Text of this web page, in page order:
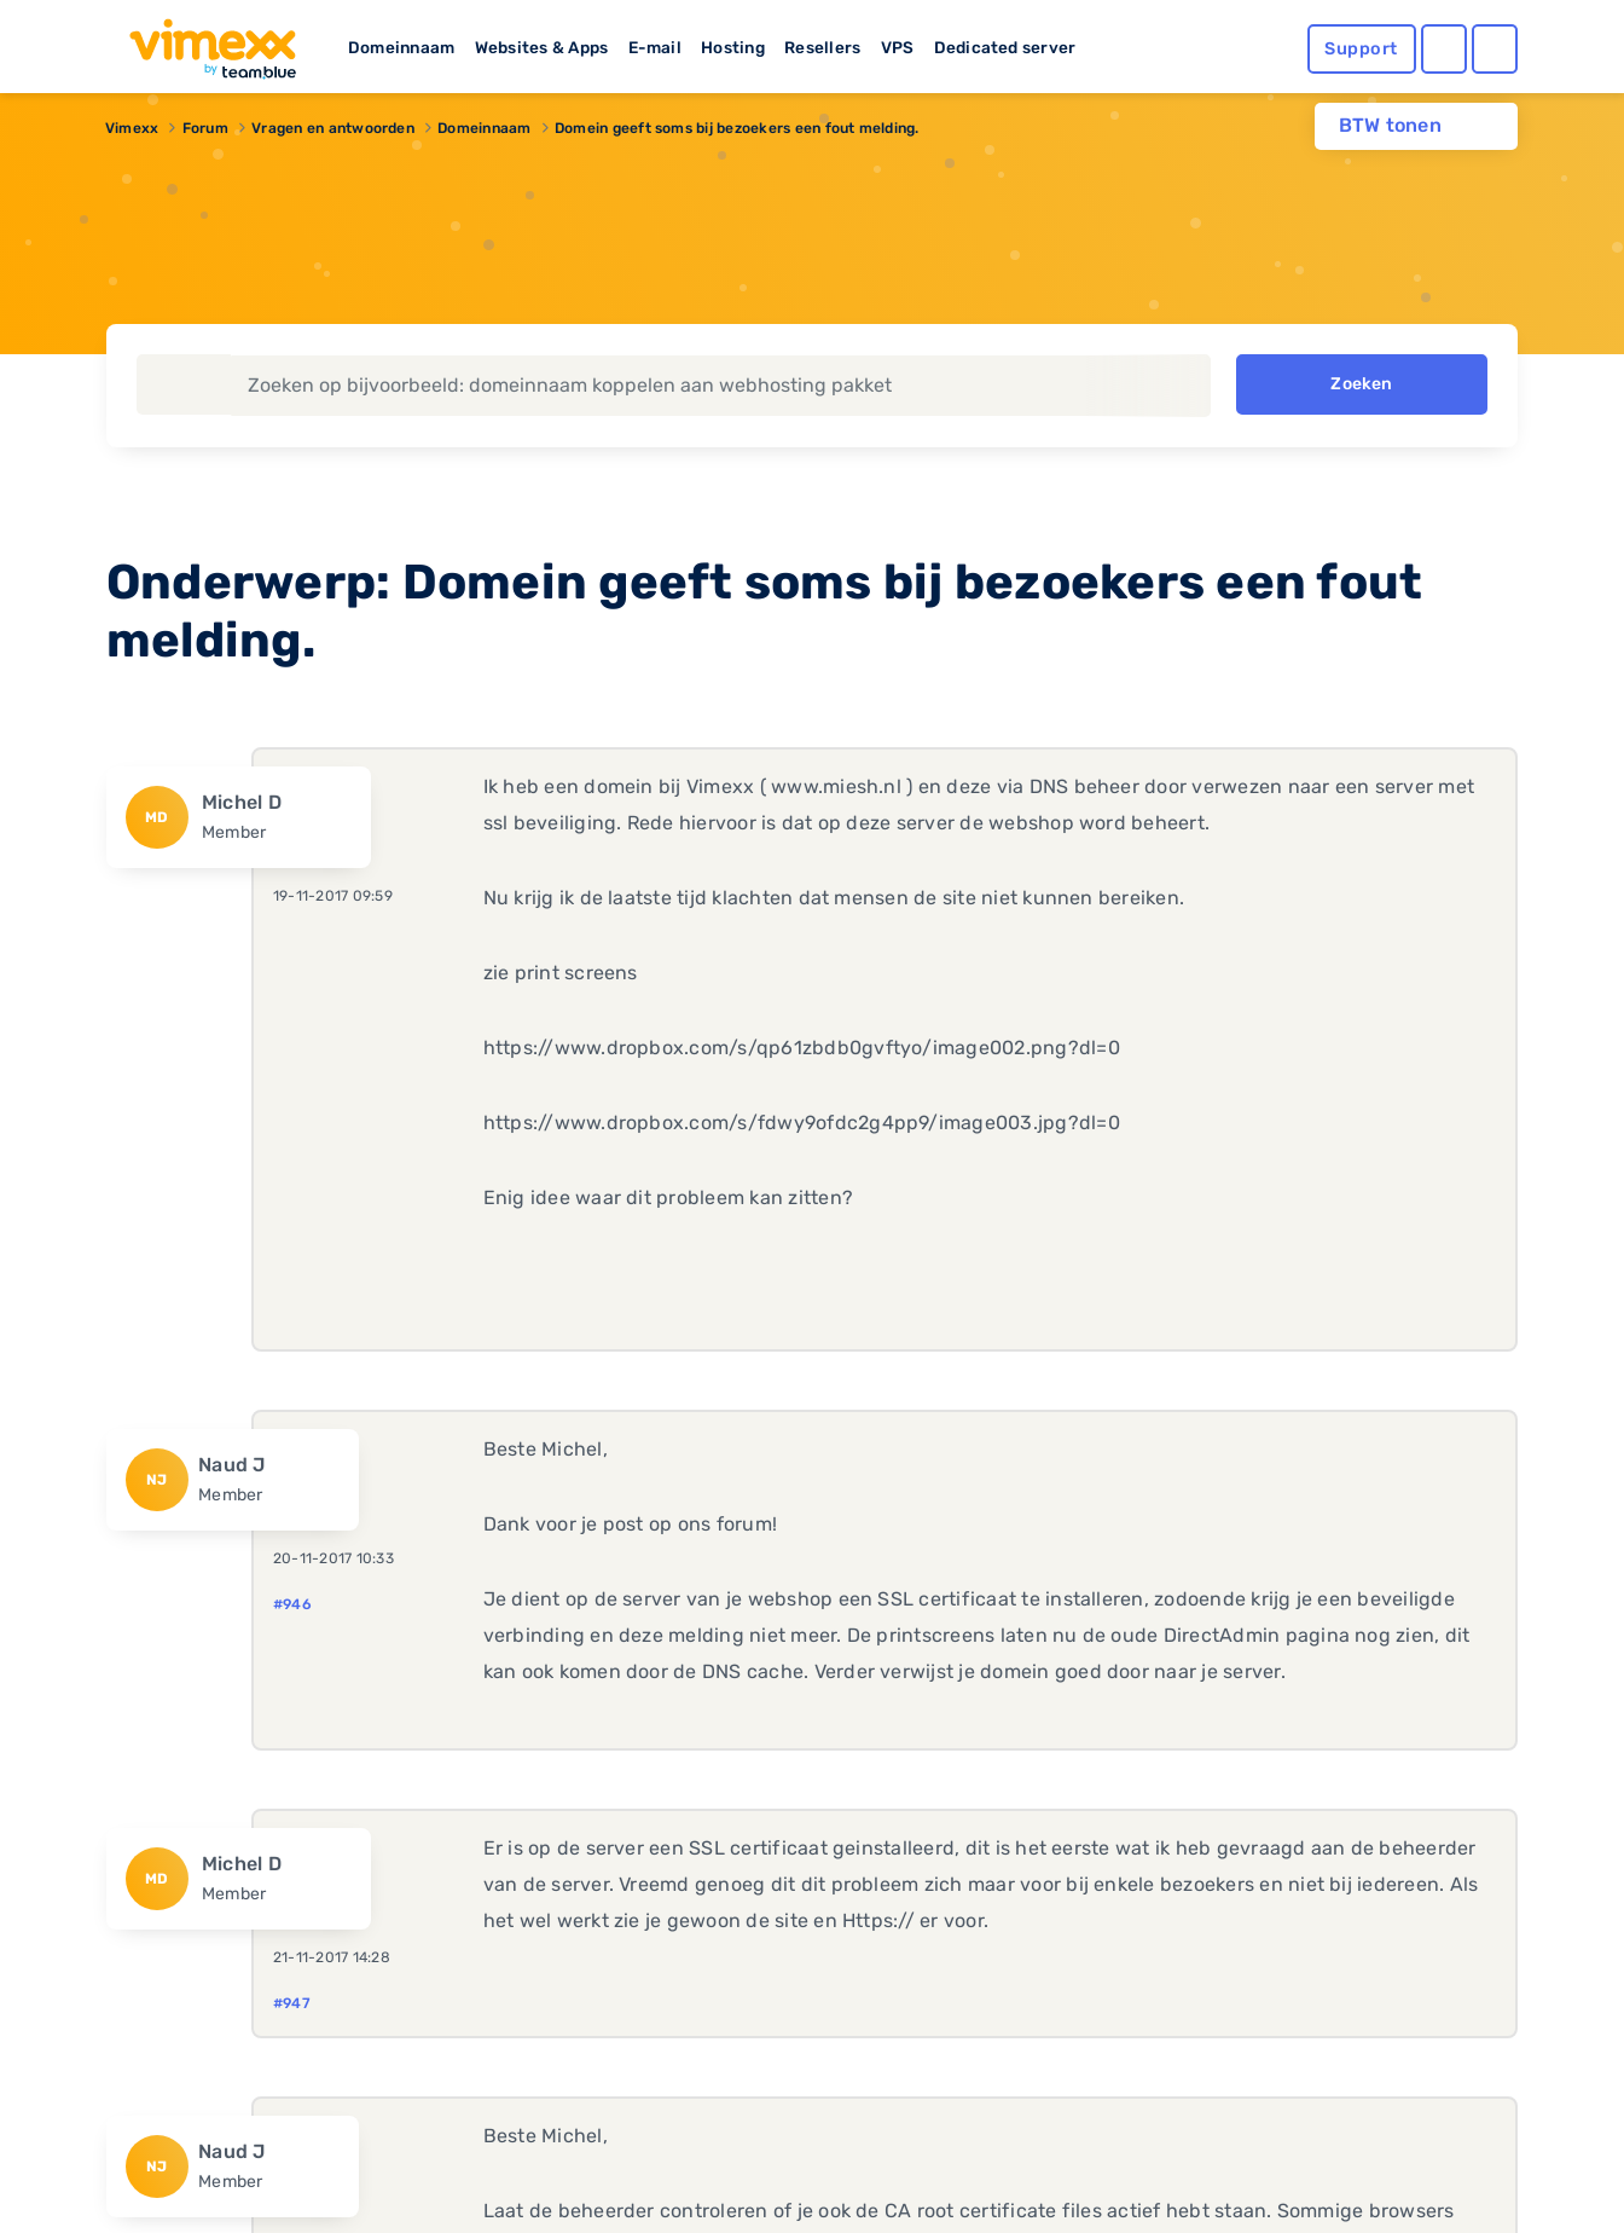
Domeinnaam Websites & Apps E-mail Hosting Resellers VPS Dedicated server Support
BTW tonen
Vimexx Forum Vragen en antwoorden Domeinnaam Domein geeft soms bij bezoekers een fout melding.
Zoeken
Onderwerp: Domein geeft soms bij bezoekers een fout
melding.
MD
Michel D
Member
19-11-2017 09:59
Ik heb een domein bij Vimexx ( www.miesh.nl ) en deze via DNS beheer door verwezen naar een server met
ssl beveiliging. Rede hiervoor is dat op deze server de webshop word beheert.
Nu krijg ik de laatste tijd klachten dat mensen de site niet kunnen bereiken.
zie print screens
https://www.dropbox.com/s/qp61zbdb0gvftyo/image002.png?dl=0
https://www.dropbox.com/s/fdwy9ofdc2g4pp9/image003.jpg?dl=0
Enig idee waar dit probleem kan zitten?
NJ
Naud J
Member
20-11-2017 10:33
#946
Beste Michel,
Dank voor je post op ons forum!
Je dient op de server van je webshop een SSL certificaat te installeren, zodoende krijg je een beveiligde
verbinding en deze melding niet meer. De printscreens laten nu de oude DirectAdmin pagina nog zien, dit
kan ook komen door de DNS cache. Verder verwijst je domein goed door naar je server.
MD
Michel D
Member
21-11-2017 14:28
#947
Er is op de server een SSL certificaat geinstalleerd, dit is het eerste wat ik heb gevraagd aan de beheerder
van de server. Vreemd genoeg dit dit probleem zich maar voor bij enkele bezoekers en niet bij iedereen. Als
het wel werkt zie je gewoon de site en Https:// er voor.
NJ
Naud J
Member
Beste Michel,
Laat de beheerder controleren of je ook de CA root certificate files actief hebt staan. Sommige browsers